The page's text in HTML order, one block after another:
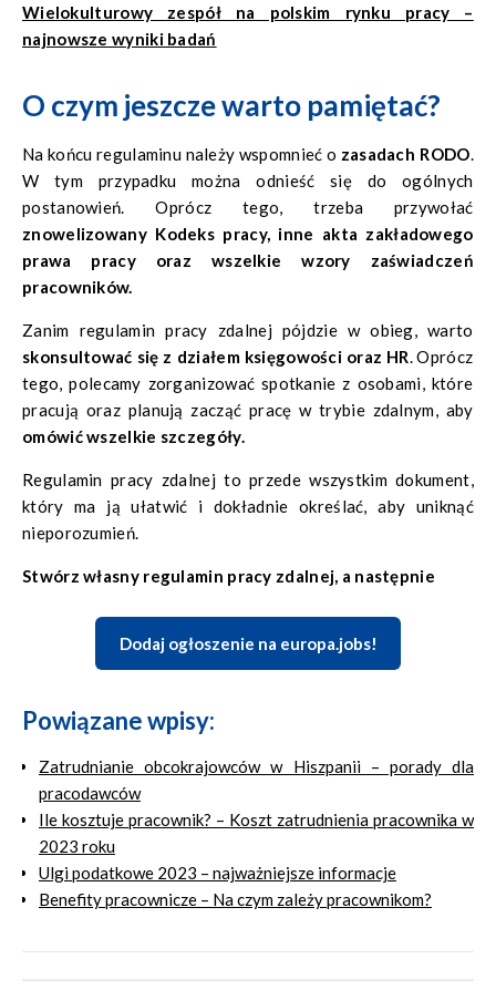
Wielokulturowy zespół na polskim rynku pracy –
najnowsze wyniki badań
O czym jeszcze warto pamiętać?
Na końcu regulaminu należy wspomnieć o zasadach RODO.
W tym przypadku można odnieść się do ogólnych
postanowień. Oprócz tego, trzeba przywołać
znowelizowany Kodeks pracy, inne akta zakładowego
prawa pracy oraz wszelkie wzory zaświadczeń
pracowników.
Zanim regulamin pracy zdalnej pójdzie w obieg, warto
skonsultować się z działem księgowości oraz HR. Oprócz
tego, polecamy zorganizować spotkanie z osobami, które
pracują oraz planują zacząć pracę w trybie zdalnym, aby
omówić wszelkie szczegóły.
Regulamin pracy zdalnej to przede wszystkim dokument,
który ma ją ułatwić i dokładnie określać, aby uniknąć
nieporozumień.
Stwórz własny regulamin pracy zdalnej, a następnie
Dodaj ogłoszenie na europa.jobs!
Powiązane wpisy:
Zatrudnianie obcokrajowców w Hiszpanii – porady dla
pracodawców
Ile kosztuje pracownik? – Koszt zatrudnienia pracownika w
2023 roku
Ulgi podatkowe 2023 – najważniejsze informacje
Benefity pracownicze – Na czym zależy pracownikom?